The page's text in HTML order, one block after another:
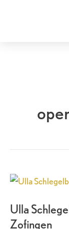
Ulla
Zofingen
Ulla
Opernregie
in